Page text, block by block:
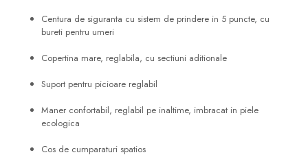
Centura de siguranta cu sistem de prindere in 5 puncte, cu
bureti pentru umeri
Copertina mare, reglabila, cu sectiuni aditionale
Suport pentru picioare reglabil
Maner confortabil, reglabil pe inaltime, imbracat in piele
ecologica
Cos de cumparaturi spatios